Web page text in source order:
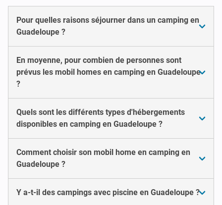
Pour quelles raisons séjourner dans un camping en
Guadeloupe ?
En moyenne, pour combien de personnes sont
prévus les mobil homes en camping en Guadeloupe
?
Quels sont les différents types d'hébergements
disponibles en camping en Guadeloupe ?
Comment choisir son mobil home en camping en
Guadeloupe ?
Y a-t-il des campings avec piscine en Guadeloupe ?